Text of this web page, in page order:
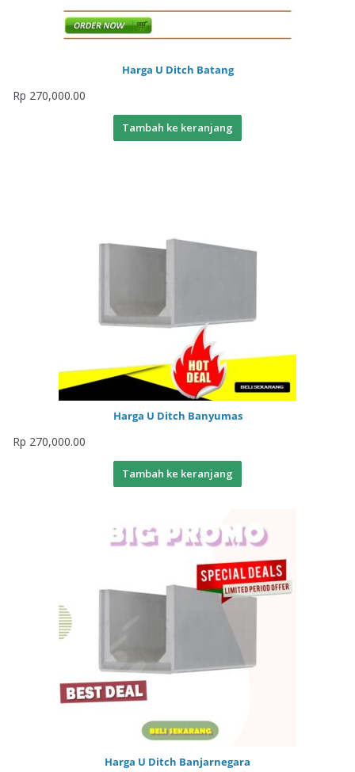
Harga U Ditch Batang
Rp 270,000.00
Tambah ke keranjang
Harga U Ditch Banyumas
Rp 270,000.00
Tambah ke keranjang
Harga U Ditch Banjarnegara